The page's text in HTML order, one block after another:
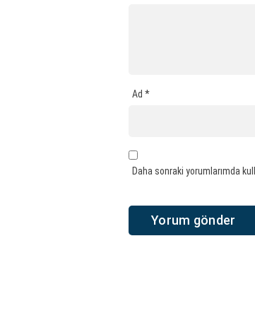
Ad *
Daha sonraki yorumlarımda